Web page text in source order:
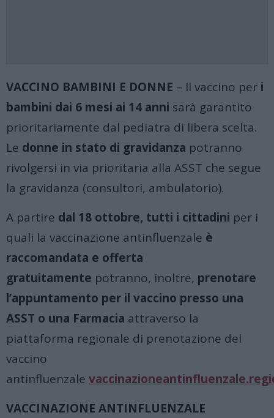
VACCINO BAMBINI E DONNE – Il vaccino per i
bambini dai 6 mesi ai 14 anni sarà garantito
prioritariamente dal pediatra di libera scelta.
Le donne in stato di gravidanza potranno
rivolgersi in via prioritaria alla ASST che segue
la gravidanza (consultori, ambulatorio).
A partire dal 18 ottobre, tutti i cittadini per i
quali la vaccinazione antinfluenzale è
raccomandata e offerta
gratuitamente potranno, inoltre, prenotare
l’appuntamento per il vaccino presso una
ASST o una Farmacia attraverso la
piattaforma regionale di prenotazione del
vaccino
antinfluenzale
VACCINAZIONE ANTINFLUENZALE